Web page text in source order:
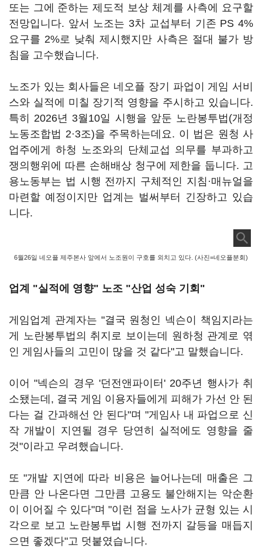
또는 그에 준하는 제도적 보상 체계를 사측에 요구할
전망입니다. 앞서 노조는 3차 교섭부터 기존 PS 4%
요구를 2%로 낮춰 제시했지만 사측은 절대 불가 방
침을 고수했습니다.
노조가 있는 회사들은 네오플 장기 파업이 게임 서비
스와 실적에 미칠 장기적 영향을 주시하고 있습니다.
특히 2026년 3월10일 시행을 앞둔 노란봉투법(개정
노동조합법 2·3조)을 주목하는데요. 이 법은 원청 사
업주에게 하청 노조와의 단체교섭 의무를 부과하고
쟁의행위에 따른 손해배상 청구에 제한을 둡니다. 고
용노동부는 법 시행 전까지 구체적인 지침·매뉴얼을
마련할 예정이지만 업계는 벌써부터 긴장하고 있습
니다.
6월26일 네오플 제주본사 앞에서 노조원이 구호를 외치고 있다. (사진=네오플분회)
업계 "실적에 영향" 노조 "산업 성숙 기회"
게임업계 관계자는 "결국 원청인 넥슨이 책임지라는
게 노란봉투법의 취지로 보이는데 원하청 관계로 엮
인 게임사들의 고민이 많을 것 같다"고 말했습니다.
이어 "넥슨의 경우 '던전앤파이터' 20주년 행사가 취
소됐는데, 결국 게임 이용자들에게 피해가 가선 안 된
다는 걸 간과해선 안 된다"며 "게임사 내 파업으로 신
작 개발이 지연될 경우 당연히 실적에도 영향을 줄
것"이라고 우려했습니다.
또 "개발 지연에 따라 비용은 늘어나는데 매출은 그
만큼 안 나온다면 그만큼 고용도 불안해지는 악순환
이 이어질 수 있다"며 "이런 점을 노사가 균형 있는 시
각으로 보고 노란봉투법 시행 전까지 갈등을 매듭지
으면 좋겠다"고 덧붙였습니다.